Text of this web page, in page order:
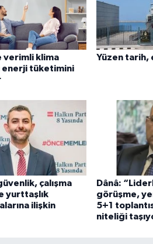
verimli klima
enerji tüketimini
Yüzen tarih,
çalışma
yurttaşlık
ilişkin
Dânâ:
görüşme,
5+1
niteliği